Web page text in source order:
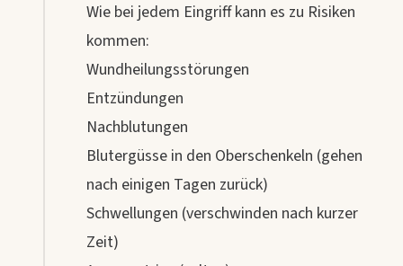
Wie bei jedem Eingriff kann es zu Risiken
kommen:
Wundheilungsstörungen
Entzündungen
Nachblutungen
Blutergüsse in den Oberschenkeln (gehen
nach einigen Tagen zurück)
Schwellungen (verschwinden nach kurzer
Zeit)